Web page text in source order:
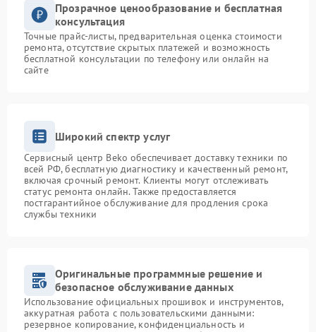
Прозрачное ценообразование и бесплатная
консультация
Точные прайс-листы, предварительная оценка стоимости
ремонта, отсутствие скрытых платежей и возможность
бесплатной консультации по телефону или онлайн на
сайте
Широкий спектр услуг
Сервисный центр Beko обеспечивает доставку техники по
всей РФ, бесплатную диагностику и качественный ремонт,
включая срочный ремонт. Клиенты могут отслеживать
статус ремонта онлайн. Также предоставляется
постгарантийное обслуживание для продления срока
службы техники
Оригинальные программные решение и
безопасное обслуживание данных
Использование официальных прошивок и инструментов,
аккуратная работа с пользовательскими данными:
резервное копирование, конфиденциальность и